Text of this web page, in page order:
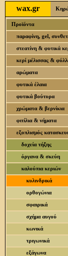
wax.gr
Προϊόντα
παραφίνη, gel,
στεατίνη & φυτικά
κερί μέλισσας &
αρώματα
φυτικά έλαια
φυτικά βούτυρα
χρώματα & βερνίκια
φιτίλια & νήματα
εξοπλισμός
δοχεία τήξης
όργανα & σκεύη
καλούπια κεριών
κυλινδρικά
ορθογώνια
σφαιρικά
σχήμα αυγού
κωνικά
τριγωνικά
εξάγωνα